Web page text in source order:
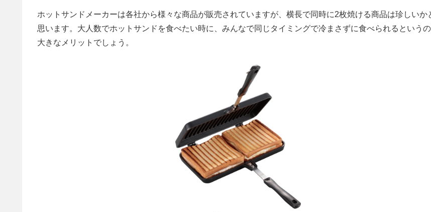
ホットサンドメーカーは各社から様々な商品が販売されていますが、横長で同時に2枚焼ける商品は珍しいか
思います。大人数でホットサンドを食べたい時に、みんなで同じタイミングで冷まさずに食べられるという
大きなメリットでしょう。